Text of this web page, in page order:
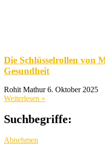
Die Schlüsselrollen von
Gesundheit
Rohit Mathur6. Oktober 2025
Weiterlesen »
Suchbegriffe:
Abnehmen